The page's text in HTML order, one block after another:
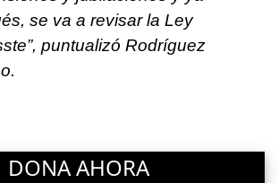
se va a revisar la Ley
puntualizó Rodríguez
DONA AHORA